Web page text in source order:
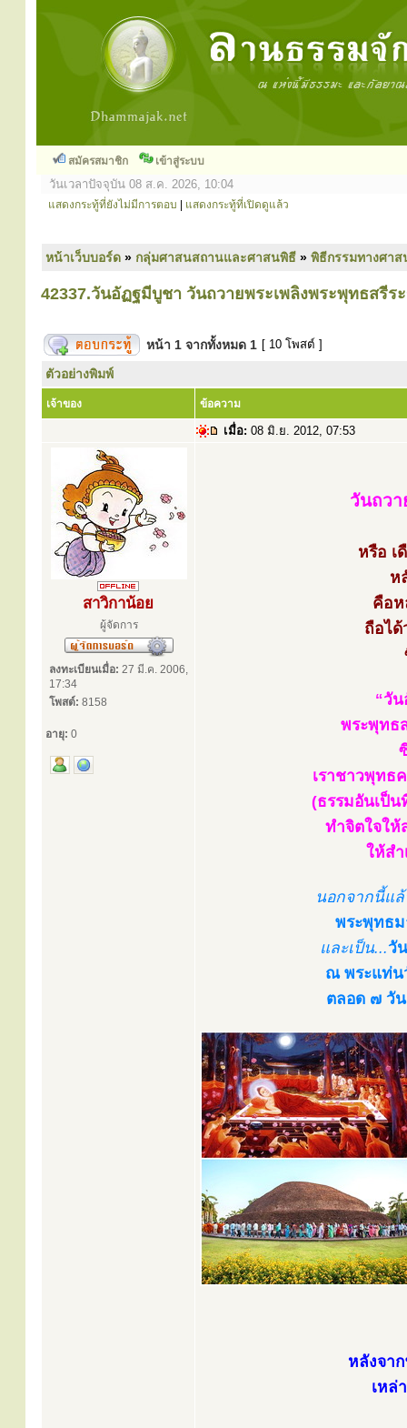
สมัครสมาชิก เข้าสู่ระบบ
วันเวลาปัจจุบัน 08 ส.ค. 2026, 10:04
แสดงกระทู้ที่ยังไม่มีการตอบ แสดงกระทู้ที่เปิดดูแล้ว
หน้าเว็บบอร์ด » กลุ่มศาสนสถานและศาสนพิธี » พิธีกรรมทางศา
42337.วันอัฏฐมีบูชา วันถวายพระเพลิงพระพุทธสรีร
หน้า 1 จากทั้งหมด 1 [ 10 โพสต์ ]
ตัวอย่างพิมพ์
เจ้าของ ข้อความ
เมื่อ: 08 มิ.ย. 2012, 07:53
สาวิกาน้อย
ผู้จัดการ
ลงทะเบียนเมื่อ: 27 มี.ค. 2006,
17:34
โพสต์: 8158
อายุ: 0
วันถวา
หรือ
ห
คือห
ถือไ
“วั
พระพุทธ
เราชาวพุทธ
(ธรรมอันเป็
ทำจิตใจใ
ให้ส
นอกจากนี้แล้
พระพุทธม
และเป็น...วั
ณ พระแท่น
ตลอด ๗ วั
หลังจา
เหล่